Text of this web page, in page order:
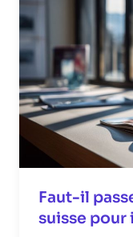
Faut-il
suisse pour